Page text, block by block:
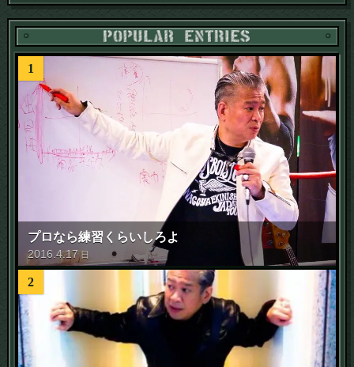
1
プロなら練習くらいしろよ
2016 .4.17 日
2